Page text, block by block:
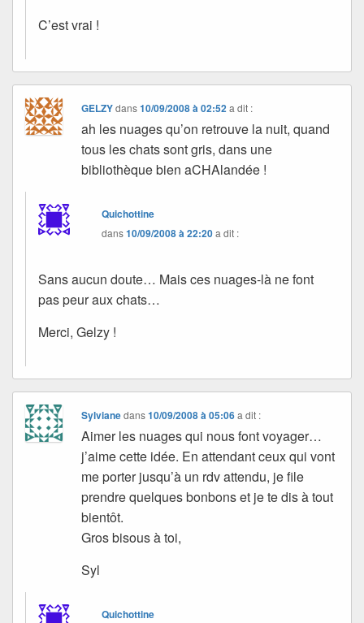
C’est vrai !
GELZYdans10/09/2008 à 02:52 a dit :
ah les nuages qu’on retrouve la nuit, quand
tous les chats sont gris, dans une
bibliothèque bien aCHAlandée !
Quichottine
dans10/09/2008 à 22:20a dit :
Sans aucun doute… Mais ces nuages-là ne font
pas peur aux chats…
Merci, Gelzy !
Sylvianedans10/09/2008 à 05:06 a dit :
Aimer les nuages qui nous font voyager…
j’aime cette idée. En attendant ceux qui vont
me porter jusqu’à un rdv attendu, je file
prendre quelques bonbons et je te dis à tout
bientôt.
Gros bisous à toi,
Syl
Quichottine